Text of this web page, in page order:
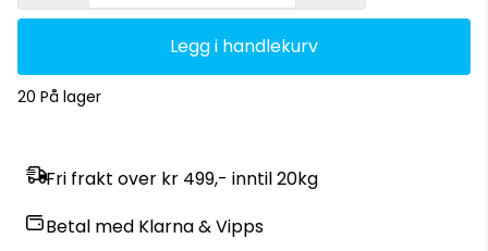
Legg i handlekurv
20 På lager
Fri frakt over kr 499,- inntil 20kg
Betal med Klarna & Vipps